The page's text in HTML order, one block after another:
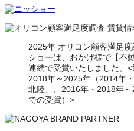
2025年 オリコン顧客満足
ショーは、おかげ様で【不
連続で受賞いたしました。
2018年～2025年（2014年
北陸」、2016年・2018年～
での受賞）>